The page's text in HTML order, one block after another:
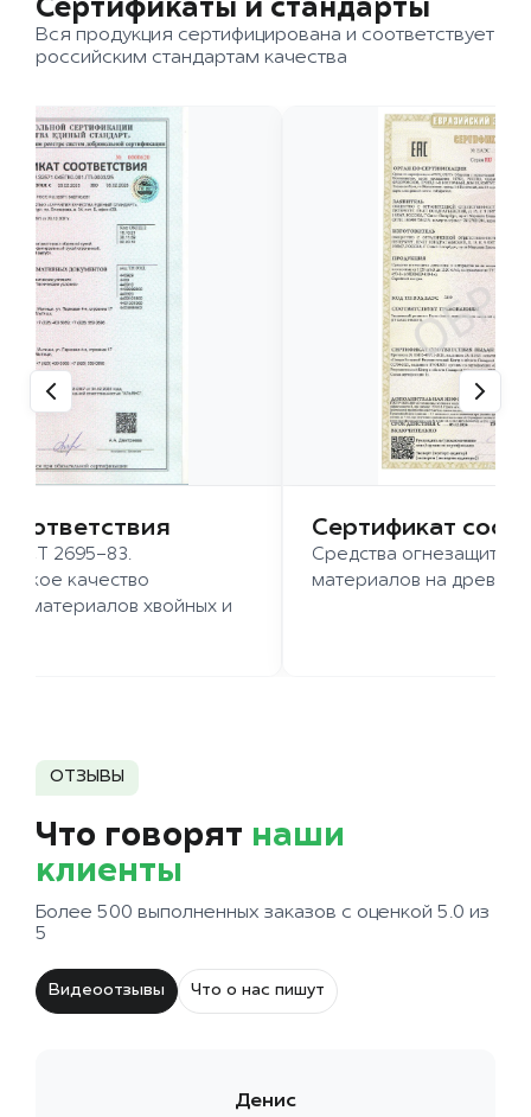
Сертификаты и стандарты
Вся продукция сертифицирована и соответствует
российским стандартам качества
2695-83.
качество
хвойных и
Сертификат
Средства огнезащиты
материалов на
ОТЗЫВЫ
Что говорят наши
клиенты
Более 500 выполненных заказов с оценкой 5.0 из
5
Видеоотзывы Что о нас пишут
Денис